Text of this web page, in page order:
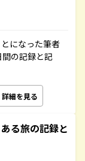
になった筆者
の記録と記
詳細を見る
る旅の記録と